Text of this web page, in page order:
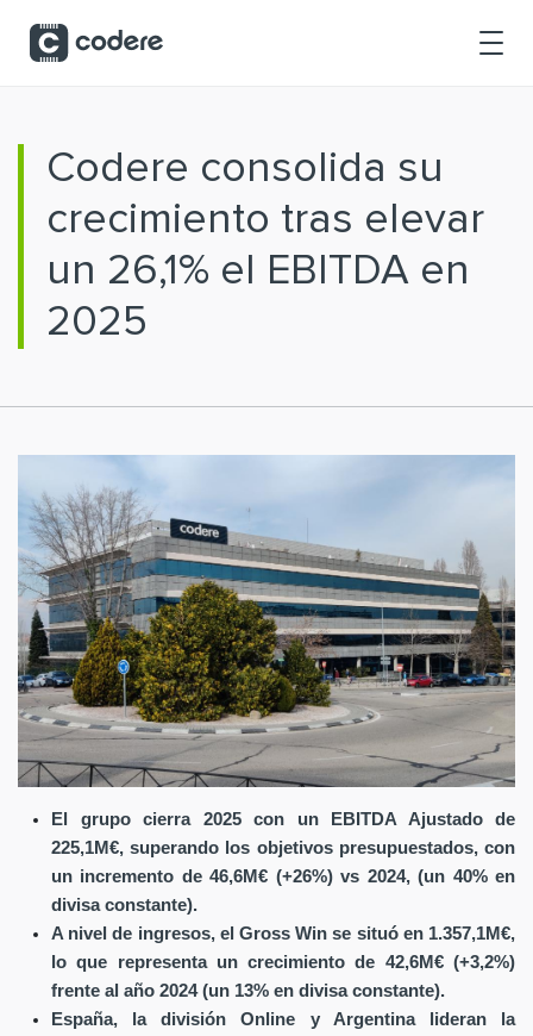
Codere consolida su
crecimiento tras elevar
un 26,1% el EBITDA en
2025
El grupo cierra 2025 con un EBITDA Ajustado de
225,1M€, superando los objetivos presupuestados, con
un incremento de 46,6M€ (+26%) vs 2024, (un 40% en
divisa constante).
A nivel de ingresos, el Gross Win se situó en 1.357,1M€,
lo que representa un crecimiento de 42,6M€ (+3,2%)
frente al año 2024 (un 13% en divisa constante).
España, la división Online y Argentina lideran la